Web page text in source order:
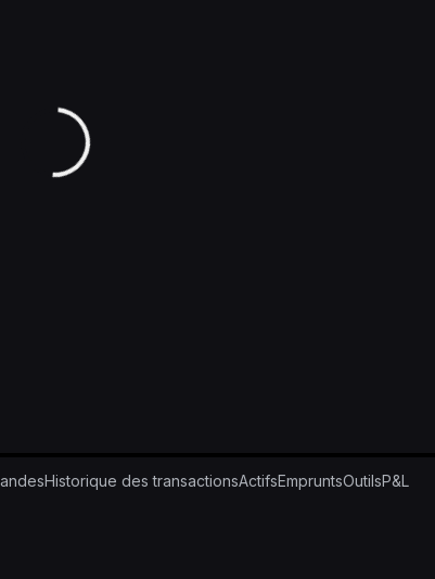
Historique des transactionsActifsEmpruntsOutilsP&L